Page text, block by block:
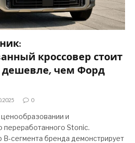
кроссовер стоит
дешевле, чем Форд
0
и
переработанного Stonic.
B-сегмента бренда демонстрирует